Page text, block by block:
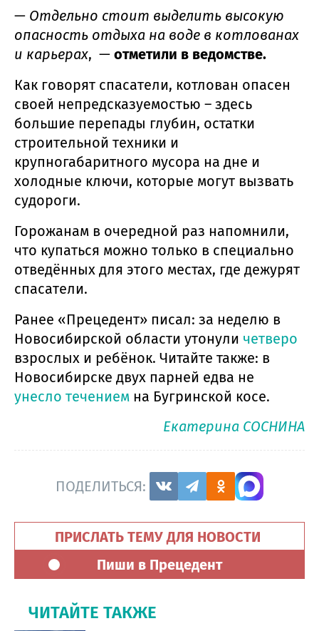
— Отдельно стоит выделить высокую
опасность отдыха на воде в котлованах
и карьерах, — отметили в ведомстве.
Как говорят спасатели, котлован опасен
своей непредсказуемостью – здесь
большие перепады глубин, остатки
строительной техники и
крупногабаритного мусора на дне и
холодные ключи, которые могут вызвать
судороги.
Горожанам в очередной раз напомнили,
что купаться можно только в специально
отведённых для этого местах, где дежурят
спасатели.
Ранее «Прецедент» писал: за неделю в
Новосибирской области утонули четверо
взрослых и ребёнок. Читайте также: в
Новосибирске двух парней едва не
унесло течением на Бугринской косе.
Екатерина СОСНИНА
ПОДЕЛИТЬСЯ:
ПРИСЛАТЬ ТЕМУ ДЛЯ НОВОСТИ
Пиши в Прецедент
ЧИТАЙТЕ ТАКЖЕ